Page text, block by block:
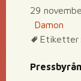
29
Damon
Etiketter: